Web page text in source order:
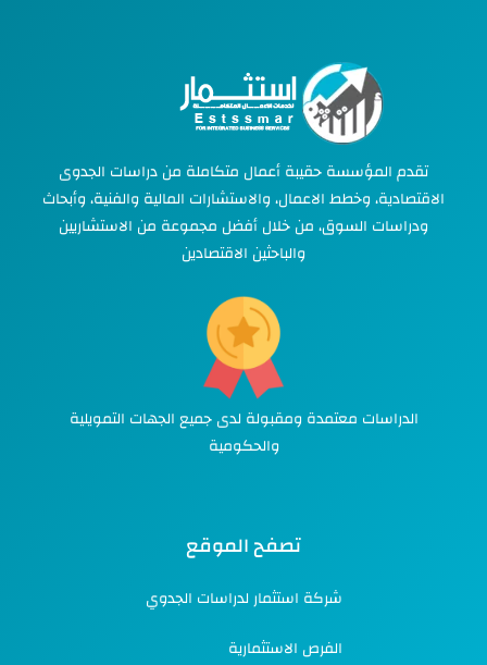
تقدم المؤسسة حقيبة أعمال متكاملة من دراسات الجدوى
الاقتصادية، وخطط الاعمال، والاستشارات المالية والفنية، وأبحاث
ودراسات السوق، من خلال أفضل مجموعة من الاستشاريين
والباحثين الاقتصادين
الدراسات معتمدة ومقبولة لدى جميع الجهات التمويلية
والحكومية
تصفح الموقع
شركة استثمار لدراسات الجدوي
الفرص الاستثمارية